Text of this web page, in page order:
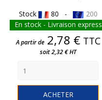
Stock 80 -
200
En stock - Livraison express
Prix
A partir de 2,78 € TTC
soit 2,32 € HT
ACHETER